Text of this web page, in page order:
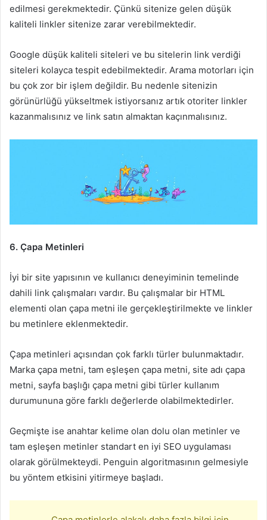
edilmesi gerekmektedir. Çünkü sitenize gelen düşük
kaliteli linkler sitenize zarar verebilmektedir.
Google düşük kaliteli siteleri ve bu sitelerin link verdiği
siteleri kolayca tespit edebilmektedir. Arama motorları için
bu çok zor bir işlem değildir. Bu nedenle sitenizin
görünürlüğü yükseltmek istiyorsanız artık otoriter linkler
kazanmalısınız ve link satın almaktan kaçınmalısınız.
6. Çapa Metinleri
İyi bir site yapısının ve kullanıcı deneyiminin temelinde
dahili link çalışmaları vardır. Bu çalışmalar bir HTML
elementi olan çapa metni ile gerçekleştirilmekte ve linkler
bu metinlere eklenmektedir.
Çapa metinleri açısından çok farklı türler bulunmaktadır.
Marka çapa metni, tam eşleşen çapa metni, site adı çapa
metni, sayfa başlığı çapa metni gibi türler kullanım
durumununa göre farklı değerlerde olabilmektedirler.
Geçmişte ise anahtar kelime olan dolu olan metinler ve
tam eşleşen metinler standart en iyi SEO uygulaması
olarak görülmekteydi. Penguin algoritmasının gelmesiyle
bu yöntem etkisini yitirmeye başladı.